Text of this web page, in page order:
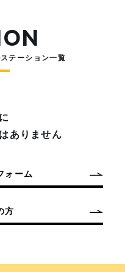
テーション一覧
ありません
ォーム
方